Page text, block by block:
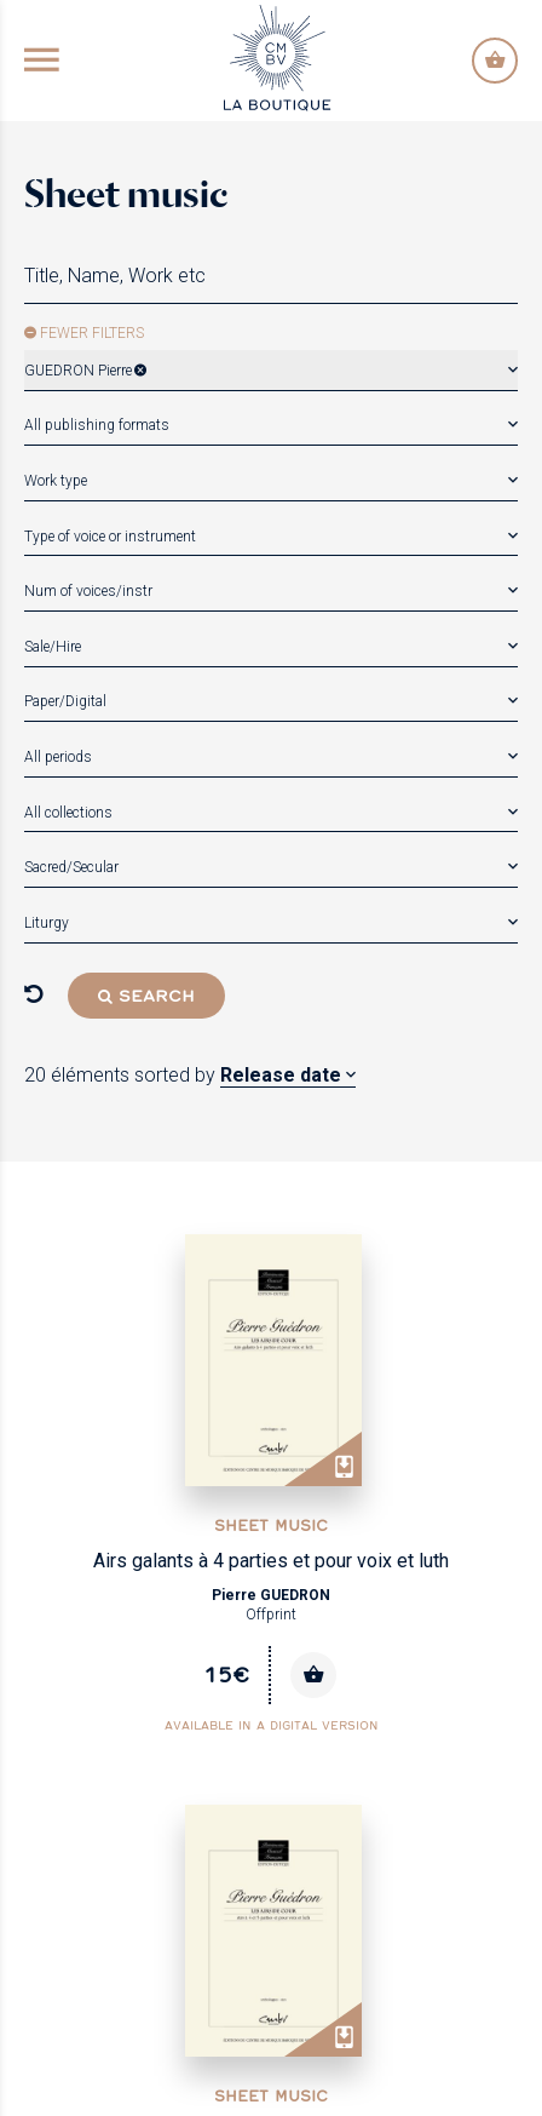
GO TO PRINCIPAL CONTENT
Sheet music
FEWER FILTERS
GUEDRON Pierre
All publishing formats
Work type
Type of voice or instrument
Num of voices/instr
Sale/Hire
Paper/Digital
All periods
All collections
Sacred/Secular
Liturgy
SEARCH
20 éléments sorted by Release date
SHEET MUSIC
Airs galants à 4 parties et pour voix et luth
Pierre GUEDRON
Offprint
15€
AVAILABLE IN A DIGITAL VERSION
SHEET MUSIC